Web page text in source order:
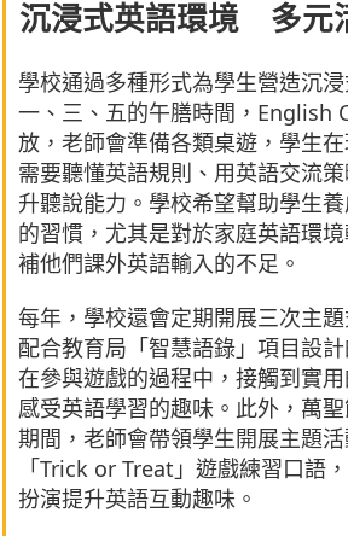
沉浸式英語環境 多元
學校通過多種形式為學生營造沉
一、三、五的午膳時間，English
放，老師會準備各類桌遊，學生在
需要聽懂英語規則、用英語交流
升聽說能力。學校希望幫助學生
的習慣，尤其是對於家庭英語環
補他們課外英語輸入的不足。
每年，學校還會定期開展三次主
配合教育局「智慧語錄」項目設
在參與遊戲的過程中，接觸到實
感受英語學習的趣味。此外，萬
期間，老師會帶領學生開展主題
「Trick or Treat」遊戲練習口語
扮演提升英語互動趣味。